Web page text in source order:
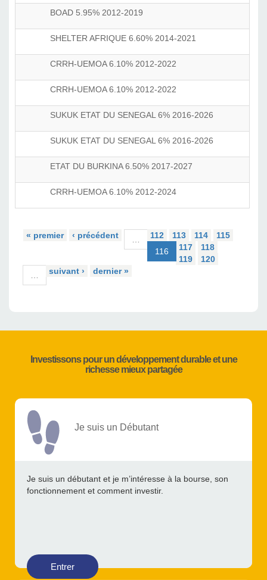
BOAD 5.95% 2012-2019
SHELTER AFRIQUE 6.60% 2014-2021
CRRH-UEMOA 6.10% 2012-2022
CRRH-UEMOA 6.10% 2012-2022
SUKUK ETAT DU SENEGAL 6% 2016-2026
SUKUK ETAT DU SENEGAL 6% 2016-2026
ETAT DU BURKINA 6.50% 2017-2027
CRRH-UEMOA 6.10% 2012-2024
« premier ‹ précédent … 112 113 114
115
116
117
118
119
120
…
suivant › dernier »
Investissons pour un développement durable et une
richesse mieux partagée
Je suis un Débutant
Je suis un débutant et je m’intéresse à la bourse, son
fonctionnement et comment investir.
Entrer